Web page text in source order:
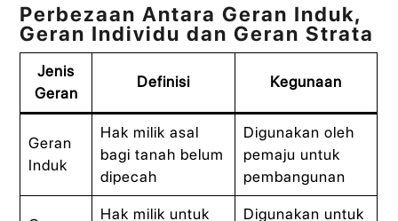
Perbezaan Antara Geran Induk,
Geran Individu dan Geran Strata
Jenis
Geran
Definisi Kegunaan
Geran
Induk
Hak milik asal
bagi tanah belum
dipecah
Digunakan oleh
pemaju untuk
pembangunan
Hak milik untuk
Digunakan untuk